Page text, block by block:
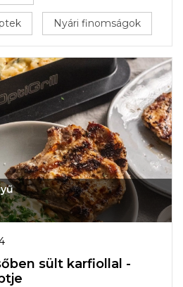
Nyári finomságok
sült karfiollal -